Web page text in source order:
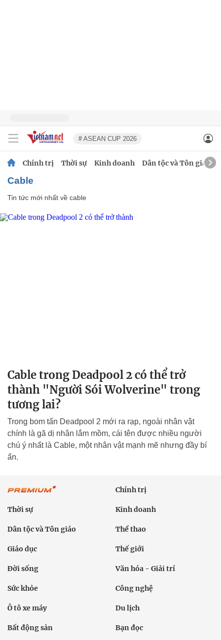
# ASEAN CUP 2026
Chính trị Thời sự Kinh doanh Dân tộc và Tôn giáo
cable
Tin tức mới nhất về cable
Cable trong Deadpool 2 có thể trở
thành "Người Sói Wolverine" trong
tương lai?
Trong bom tấn Deadpool 2 mới ra rạp, ngoài nhân vật
chính là gã dị nhân lắm mồm, cái tên được nhiều người
chú ý nhất là Cable, một nhân vật mạnh mẽ nhưng đầy bí
ẩn.
Chính trị
Thời sự Kinh doanh
Dân tộc và Tôn giáo Thể thao
Giáo dục Thế giới
Đời sống Văn hóa - Giải trí
Sức khỏe Công nghệ
Ô tô xe máy Du lịch
Bất động sản Bạn đọc